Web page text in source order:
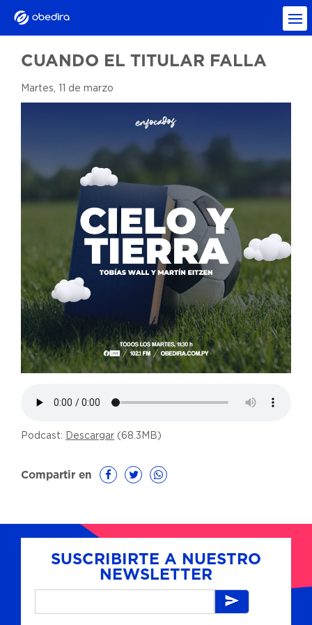
CUANDO EL TITULAR FALLA
Martes, 11 de marzo
Podcast: Descargar (68.3MB)
Compartir en
SUSCRIBIRTE A NUESTRO
NEWSLETTER